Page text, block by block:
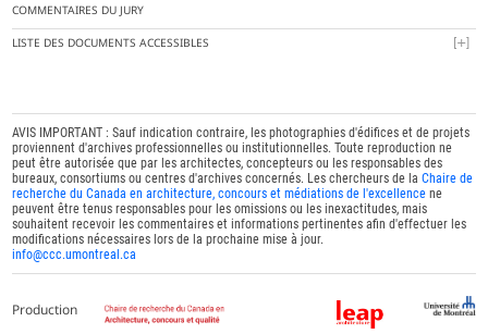
COMMENTAIRES DU JURY
LISTE DES DOCUMENTS ACCESSIBLES
AVIS IMPORTANT : Sauf indication contraire, les photographies d'édifices et de projets
proviennent d'archives professionnelles ou institutionnelles. Toute reproduction ne
peut être autorisée que par les architectes, concepteurs ou les responsables des
bureaux, consortiums ou centres d'archives concernés. Les chercheurs de laChaire de
recherche du Canada en architecture, concours et médiations de l'excellence ne
peuvent être tenus responsables pour les omissions ou les inexactitudes, mais
souhaitent recevoir les commentaires et informations pertinentes afin d'effectuer les
modifications nécessaires lors de la prochaine mise à jour.
info@ccc.umontreal.ca
Production